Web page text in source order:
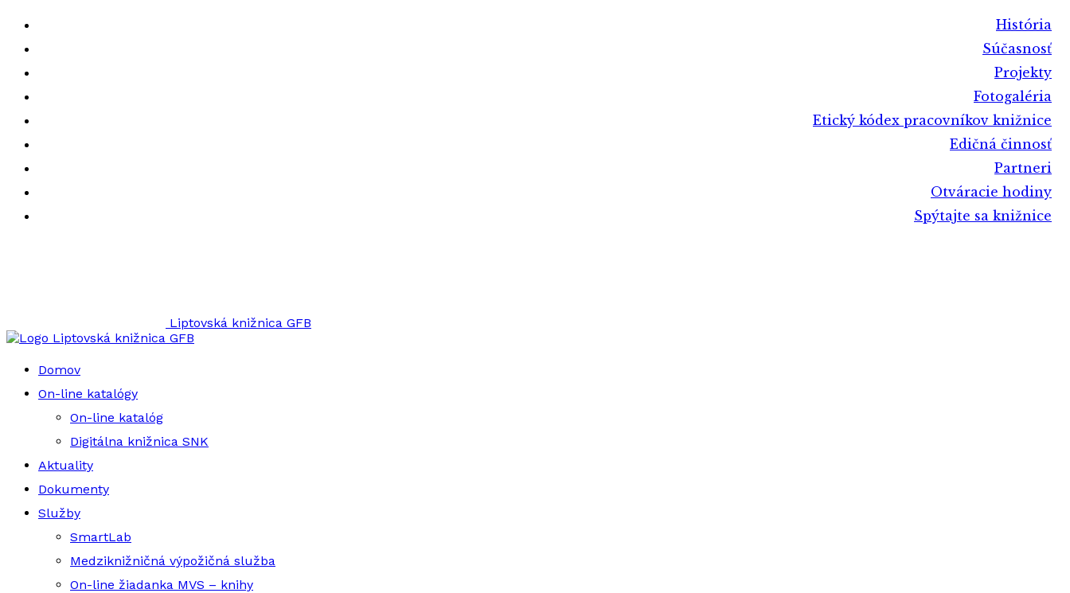
História
Súčasnosť
Projekty
Fotogaléria
Etický kódex pracovníkov knižnice
Edičná činnosť
Partneri
Otváracie hodiny
Spýtajte sa knižnice
Liptovská knižnica GFB
Liptovská knižnica GFB
Domov
On-line katalógy
On-line katalóg
Digitálna knižnica SNK
Aktuality
Dokumenty
Služby
SmartLab
Medziknižničná výpožičná služba
On-line žiadanka MVS – knihy